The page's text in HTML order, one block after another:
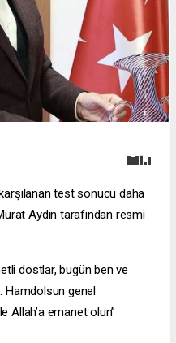
test sonucu daha
Aydın tarafından resmi
dostlar, bugün ben ve
Hamdolsun genel
Allah’a emanet olun”